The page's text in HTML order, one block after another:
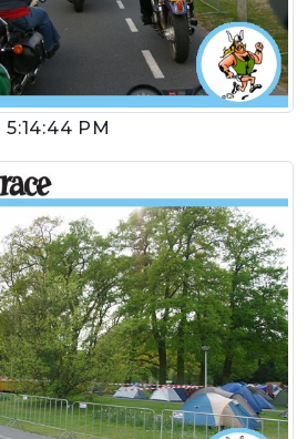
5:14:44 PM